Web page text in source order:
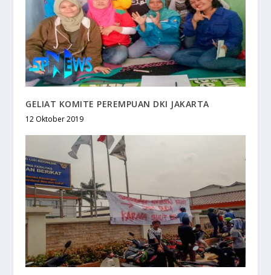
GELIAT KOMITE PEREMPUAN DKI JAKARTA
12 Oktober 2019